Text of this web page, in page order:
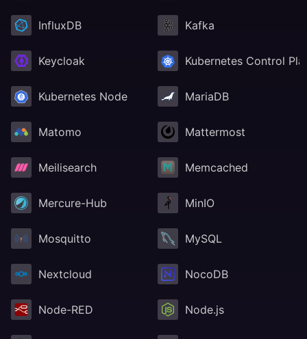
InfluxDB Kafka
Keycloak Kubernetes Control
Kubernetes Node MariaDB
Matomo Mattermost
Meilisearch Memcached
Mercure-Hub MinIO
Mosquitto MySQL
Nextcloud NocoDB
Node-RED Node.js